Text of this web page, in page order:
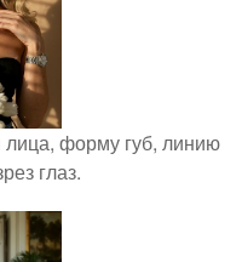
форму губ, линию
глаз.